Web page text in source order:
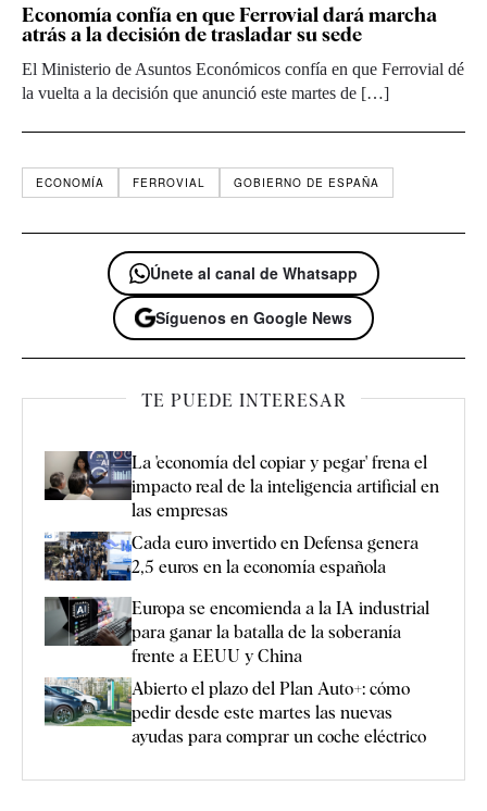
Economía confía en que Ferrovial dará marcha
atrás a la decisión de trasladar su sede
El Ministerio de Asuntos Económicos confía en que Ferrovial dé
la vuelta a la decisión que anunció este martes de […]
ECONOMÍA FERROVIAL GOBIERNO DE ESPAÑA
Únete al canal de Whatsapp
Síguenos en Google News
TE PUEDE INTERESAR
La 'economía del copiar y pegar' frena el
impacto real de la inteligencia artificial en
las empresas
Cada euro invertido en Defensa genera
2,5 euros en la economía española
Europa se encomienda a la IA industrial
para ganar la batalla de la soberanía
frente a EEUU y China
Abierto el plazo del Plan Auto+: cómo
pedir desde este martes las nuevas
ayudas para comprar un coche eléctrico